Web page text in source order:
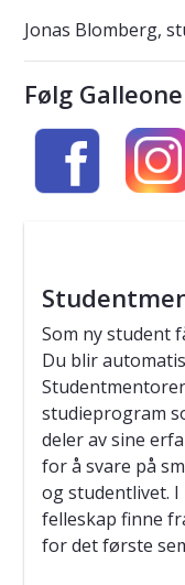
Jonas Blomberg,
Følg
Som ny student
Du blir
studieprogram
deler av sine
for å svare på
og studentlivet.
felleskap finne
for det første